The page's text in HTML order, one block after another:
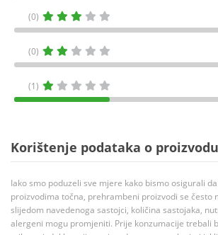
(0)
(0)
(1)
Korištenje podataka o proizvodu
Iako smo poduzeli sve mjere kako bismo osigurali
proizvodima točna, prehrambeni proizvodi se često
slijedom navedenoga sastojci, količina sastojaka,
alergeni mogu promjeniti. Prije konzumacije trebali